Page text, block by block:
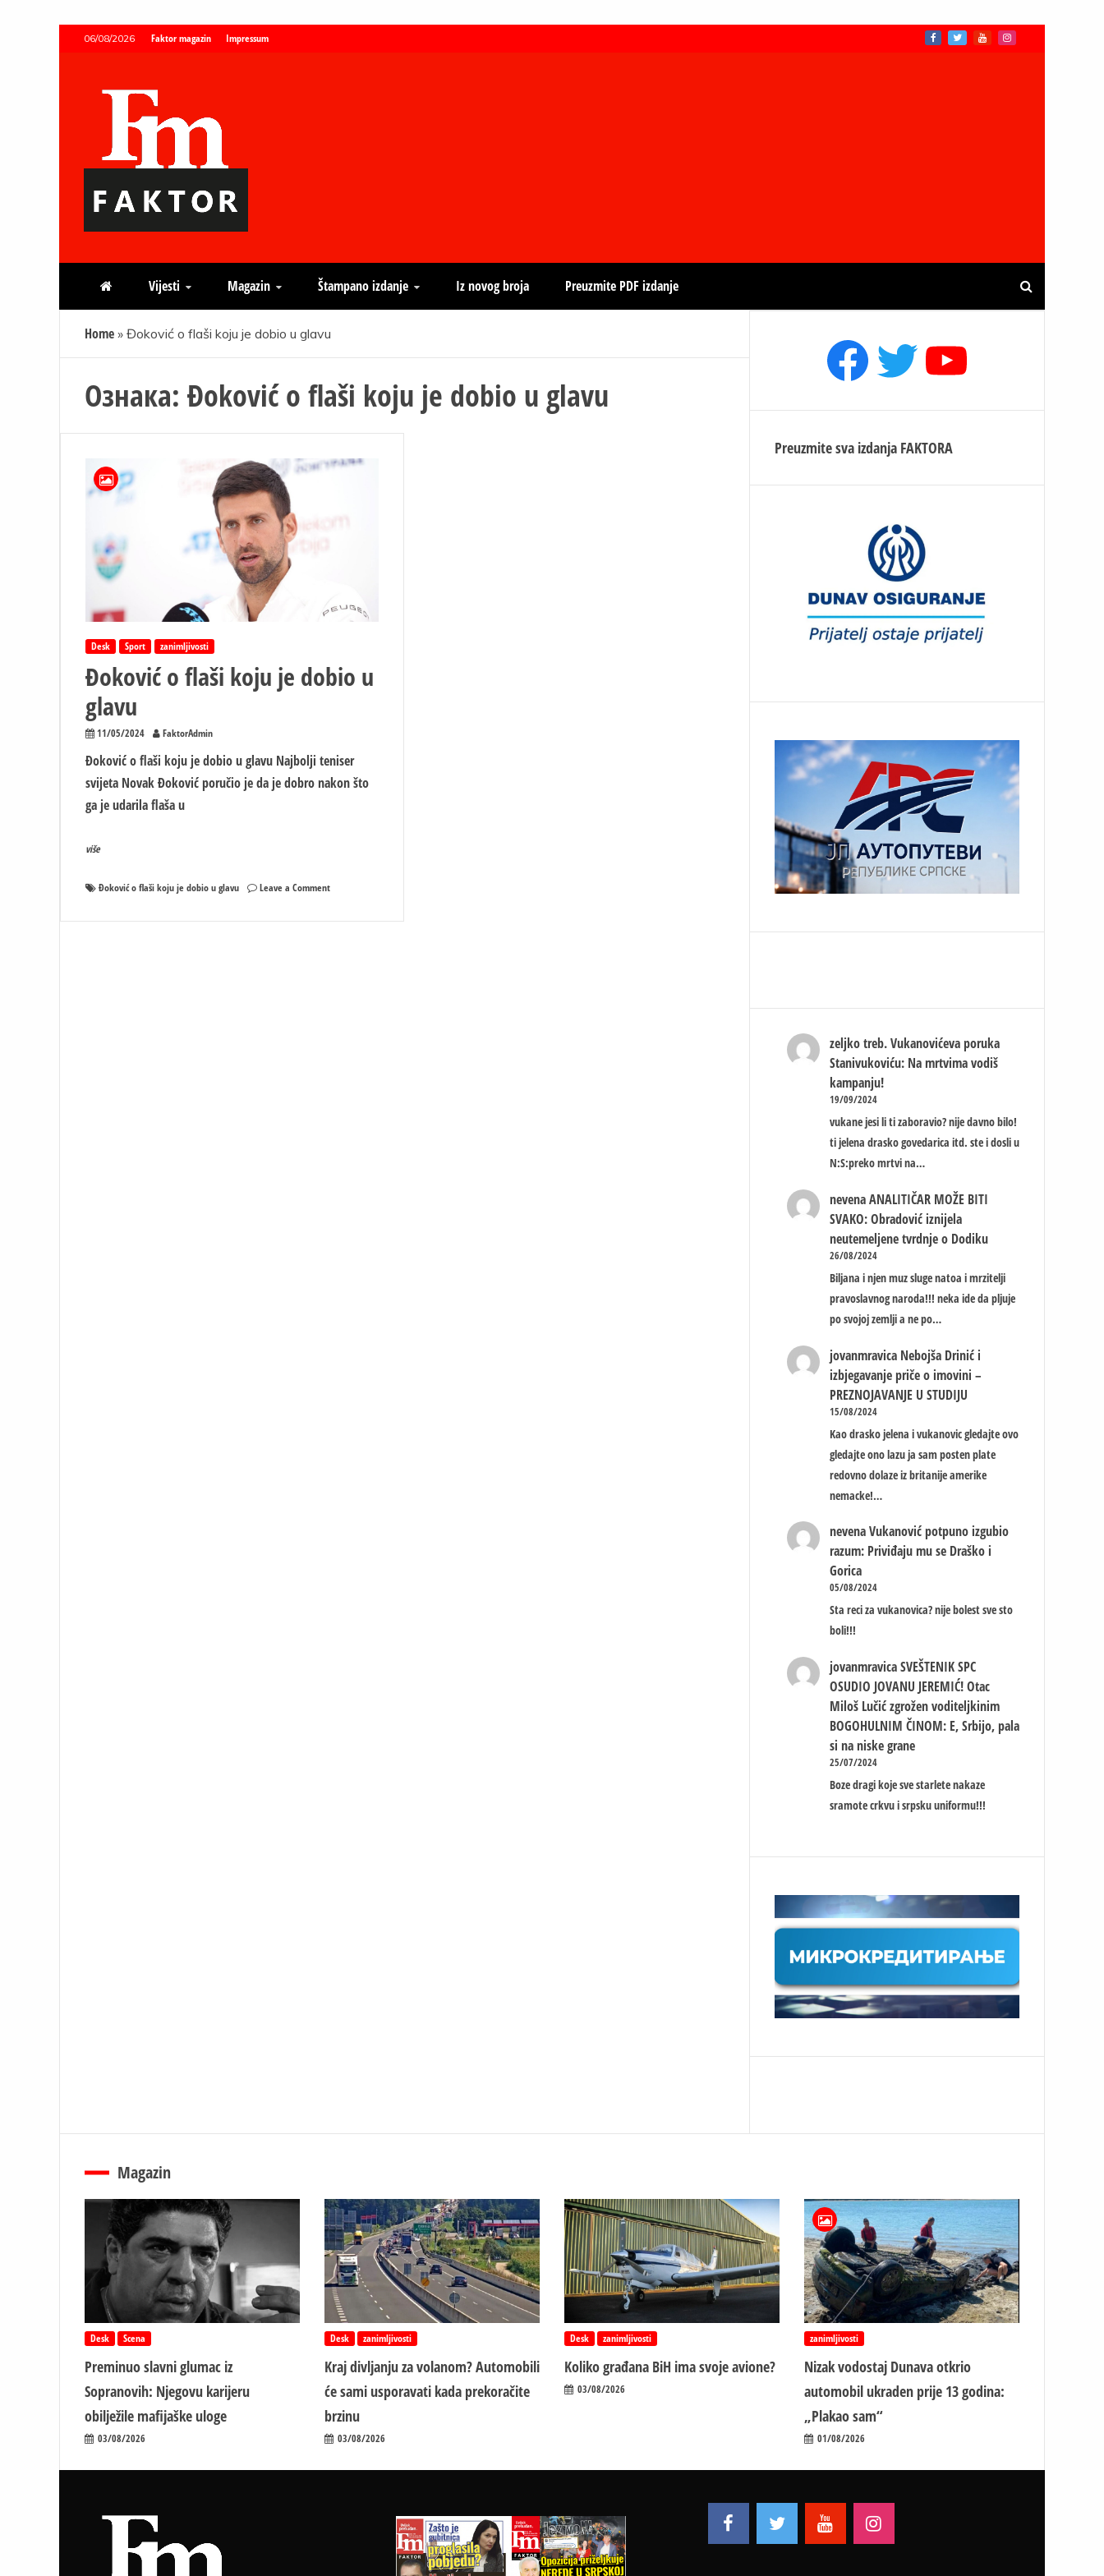
06/08/2026 Faktor magazin Impressum
Faktor magazin
Vijesti Magazin Štampano izdanje Iz novog broja Preuzmite PDF izdanje
Home » Đoković o flaši koju je dobio u glavu
Ознака: Đoković o flaši koju je dobio u glavu
Desk Sport zanimljivosti
Đoković o flaši koju je dobio u
glavu
11/05/2024 FaktorAdmin
Đoković o flaši koju je dobio u glavu Najbolji teniser
svijeta Novak Đoković poručio je da je dobro nakon što
ga je udarila flaša u
više
Đoković o flaši koju je dobio u glavu Leave a Commenton
o
Facebook
TwitterYouTube
Preuzmite sva izdanja FAKTORA
zeljko treb. Vukanovićeva poruka
Stanivukoviću: Na mrtvima vodiš
kampanju!
19/09/2024
vukane jesi li ti zaboravio? nije davno bilo!
ti jelena drasko govedarica itd. ste i dosli u
N:S:preko mrtvi na…
nevena ANALITIČAR MOŽE BITI
SVAKO: Obradović iznijela
neutemeljene tvrdnje o Dodiku
26/08/2024
Biljana i njen muz sluge natoa i mrzitelji
pravoslavnog naroda!!! neka ide da pljuje
po svojoj zemlji a ne po…
jovanmravica Nebojša Drinić i
izbjegavanje priče o imovini –
PREZNOJAVANJE U STUDIJU
15/08/2024
Kao drasko jelena i vukanovic gledajte ovo
gledajte ono lazu ja sam posten plate
redovno dolaze iz britanije amerike
nemacke!…
nevena Vukanović potpuno izgubio
razum: Priviđaju mu se Draško i
Gorica
05/08/2024
Sta reci za vukanovica? nije bolest sve sto
boli!!!
jovanmravica SVEŠTENIK SPC
OSUDIO JOVANU JEREMIĆ! Otac
Miloš Lučić zgrožen voditeljkinim
BOGOHULNIM ČINOM: E, Srbijo, pala
si na niske grane
25/07/2024
Boze dragi koje sve starlete nakaze
sramote crkvu i srpsku uniformu!!!
Magazin
Desk Scena
Preminuo slavni glumac iz
Sopranovih: Njegovu karijeru
obilježile mafijaške uloge
03/08/2026
Desk zanimljivosti
Kraj divljanju za volanom? Automobili
će sami usporavati kada prekoračite
brzinu
03/08/2026
Desk zanimljivosti
Koliko građana BiH ima svoje avione?
03/08/2026
zanimljivosti
Nizak vodostaj Dunava otkrio
automobil ukraden prije 13 godina:
„Plakao sam“
01/08/2026